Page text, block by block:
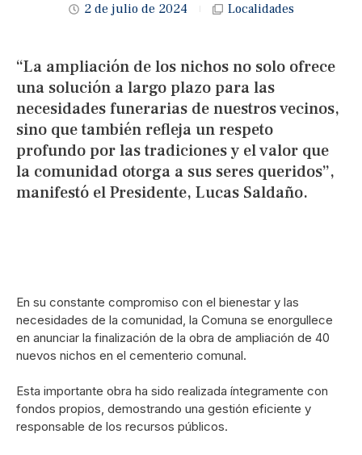
2 de julio de 2024 Localidades
“La ampliación de los nichos no solo ofrece
una solución a largo plazo para las
necesidades funerarias de nuestros vecinos,
sino que también refleja un respeto
profundo por las tradiciones y el valor que
la comunidad otorga a sus seres queridos”,
manifestó el Presidente, Lucas Saldaño.
En su constante compromiso con el bienestar y las
necesidades de la comunidad, la Comuna se enorgullece
en anunciar la finalización de la obra de ampliación de 40
nuevos nichos en el cementerio comunal.
Esta importante obra ha sido realizada íntegramente con
fondos propios, demostrando una gestión eficiente y
responsable de los recursos públicos.